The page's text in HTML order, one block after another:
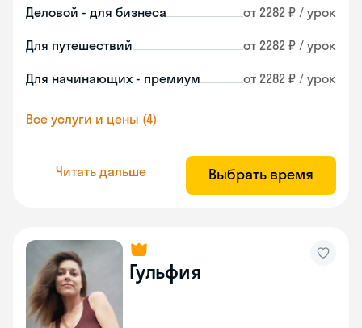
Деловой - для бизнеса от 2282 ₽ / урок
Для путешествий от 2282 ₽ / урок
Для начинающих - премиум от 2282 ₽ / урок
Все услуги и цены (4)
Читать дальше Выбрать время
Гульфия